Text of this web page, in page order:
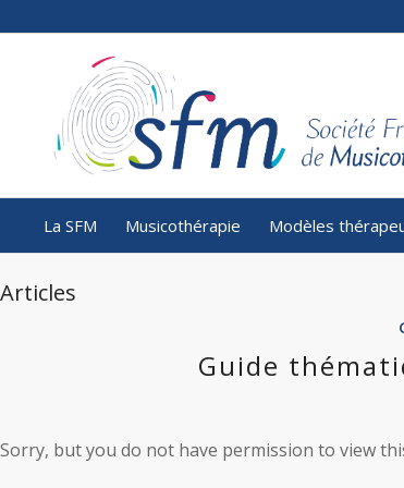
La SFM Musicothérapie Modèles
Articles
Guide
Sorry, but you do not have permission to view